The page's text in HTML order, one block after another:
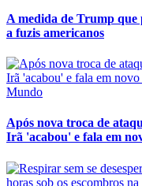
A medida de Trump que
a fuzis americanos
Mundo
Após nova troca de
Irã 'acabou' e fala em